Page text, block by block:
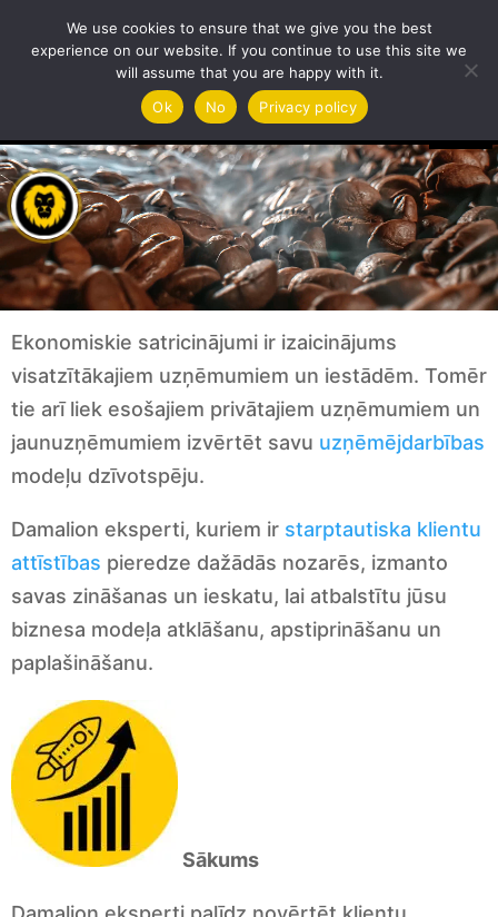
Player
Ekonomiskie satricinājumi ir izaicinājums
visatzītākajiem uzņēmumiem un iestādēm. Tomēr
tie arī liek esošajiem privātajiem uzņēmumiem un
jaunuzņēmumiem izvērtēt savu uzņēmējdarbības
modeļu dzīvotspēju.
Damalion eksperti, kuriem ir starptautiska klientu
attīstības pieredze dažādās nozarēs, izmanto
savas zināšanas un ieskatu, lai atbalstītu jūsu
biznesa modeļa atklāšanu, apstiprināšanu un
paplašināšanu.
Sākums
We use cookies to ensure that we give you the best
experience on our website. If you continue to use this site we
will assume that you are happy with it.
Ok
No Privacy policy